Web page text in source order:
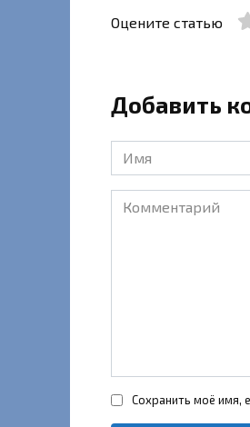
Оцените статью
Добавить
Имя
*
Комментарий
Сохранить моё имя,